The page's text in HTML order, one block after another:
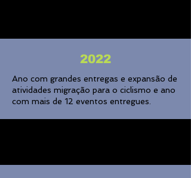
2022
Ano com grandes entregas e expansão de
atividades migração para o ciclismo e ano
com mais de 12 eventos entregues.